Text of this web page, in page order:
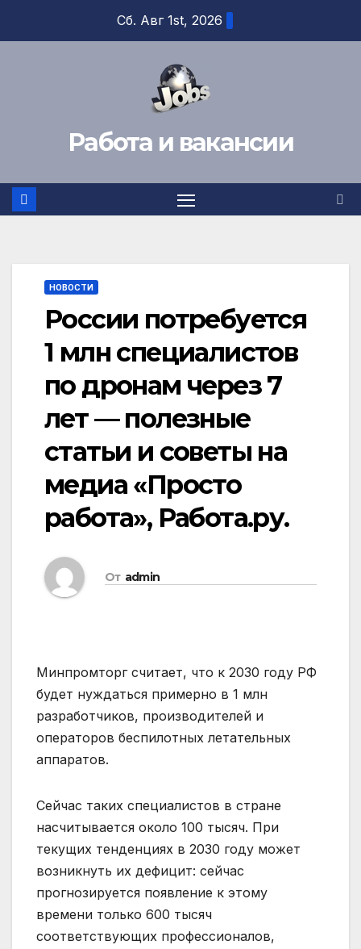
Сб. Авг 1st, 2026
Работа и вакансии
НОВОСТИ
России потребуется
1 млн специалистов
по дронам через 7
лет — полезные
статьи и советы на
медиа «Просто
работа», Работа.ру.
От admin
Минпромторг считает, что к 2030 году РФ
будет нуждаться примерно в 1 млн
разработчиков, производителей и
операторов беспилотных летательных
аппаратов.
Сейчас таких специалистов в стране
насчитывается около 100 тысяч. При
текущих тенденциях в 2030 году может
возникнуть их дефицит: сейчас
прогнозируется появление к этому
времени только 600 тысяч
соответствующих профессионалов,